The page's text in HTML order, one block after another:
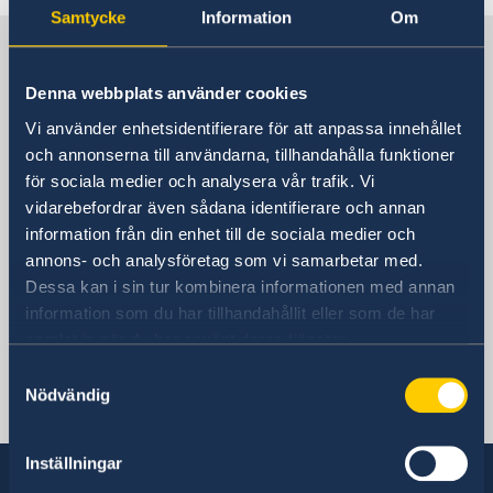
Samtycke Information Om
Denna webbplats använder cookies
Vi använder enhetsidentifierare för att anpassa innehållet
och annonserna till användarna, tillhandahålla funktioner
för sociala medier och analysera vår trafik. Vi
vidarebefordrar även sådana identifierare och annan
information från din enhet till de sociala medier och
annons- och analysföretag som vi samarbetar med.
Dessa kan i sin tur kombinera informationen med annan
information som du har tillhandahållit eller som de har
samlat in när du har använt deras tjänster.
Nödvändig
Inställningar
Akut hjälp
Pass utomlands
Allmänna säkerhetsläget
Terrorism
Naturförhållanden och katastrofer
In- och utresebestämmelser
Hälso- och sjukvård
Lokala lagar och sedvänjor
Kriminalitet och personlig säkerhet
Trafiksäkerhet
Resa i landet
Service för svenska företag
Sverige i Niger
Svenska utlandsmyndigheter i Niger
Här hittar du en länk till Sveriges ambassad i
Niger.
Senegal, Dakar